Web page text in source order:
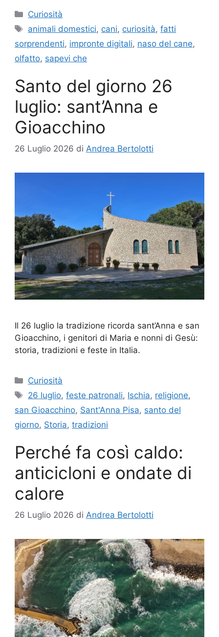
Categorie
Curiosità
Tag
animali domestici, cani, curiosità,fatti
sorprendenti, impronte digitali, naso del cane,
olfatto, sapevi che
Santo del giorno 26
luglio: sant’Anna e
Gioacchino
26 Luglio 2026 di Andrea Bertolotti
Il 26 luglio la tradizione ricorda sant’Anna e san
Gioacchino, i genitori di Maria e nonni di Gesù:
storia, tradizioni e feste in Italia.
Categorie
Curiosità
Tag
26 luglio,feste patronali, Ischia, religione,
san Gioacchino, Sant'Anna Pisa, santo del
giorno, Storia, tradizioni
Perché fa così caldo:
anticicloni e ondate di
calore
26 Luglio 2026 di Andrea Bertolotti